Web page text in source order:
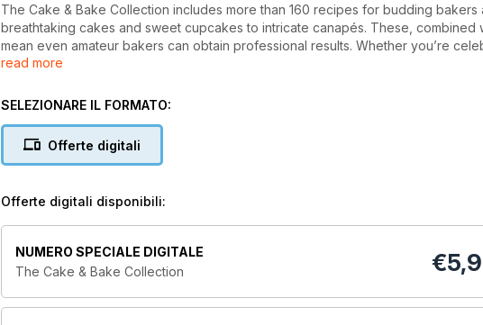
The Cake & Bake Collection includes more than 160 recipes for budding
breathtaking cakes and sweet cupcakes to intricate canapés. These, combined
mean even amateur bakers can obtain professional results. Whether you’re
night on the sofa, there are recipes for every occasion.
read more
SELEZIONARE IL FORMATO:
Offerte digitali
Offerte digitali disponibili:
NUMERO SPECIALE DIGITALE
The Cake & Bake Collection
€